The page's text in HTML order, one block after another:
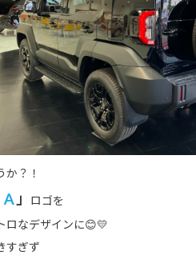
か？！
」 ロゴを
ロなデザインに😊💛
すぎず